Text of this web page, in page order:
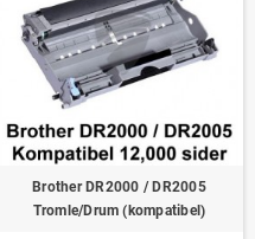
Brother DR2000 / DR2005
Tromle/Drum (kompatibel)